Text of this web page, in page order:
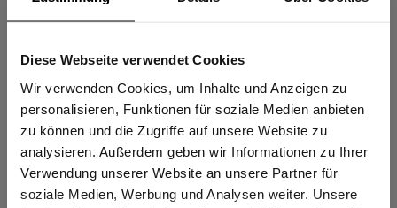
Diese Webseite verwendet Cookies
Wir verwenden Cookies, um Inhalte und Anzeigen zu
personalisieren, Funktionen für soziale Medien anbieten
zu können und die Zugriffe auf unsere Website zu
analysieren. Außerdem geben wir Informationen zu Ihrer
Verwendung unserer Website an unsere Partner für
soziale Medien, Werbung und Analysen weiter. Unsere
Sportlicher Schnitt für perfekte Passform
Schulterreflexstreifen für erhöhte Sichtbarkeit
mehr anzeigen
Herstellerangaben
Schöffel PRO GmbH, Albert-Einstein-Strasse 1, 86830
Sind Sie
Gewerbetreibender?
Ich bestätige, dass ich Gewerbetreibender bin. Alle
Preise werden netto ausgewiesen.